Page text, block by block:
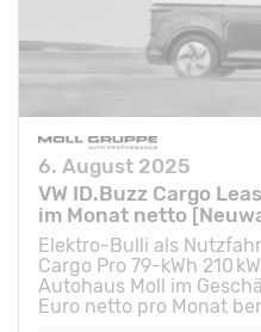
6. August 2025
VW ID.Buzz Cargo
im Monat netto
Elektro-Bulli als
Cargo Pro 79-kWh 210
Autohaus Moll im
Euro netto pro Monat